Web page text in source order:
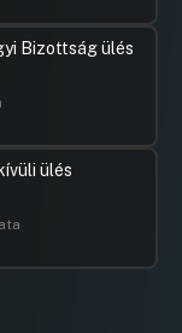
Bizottság ülés
ülés